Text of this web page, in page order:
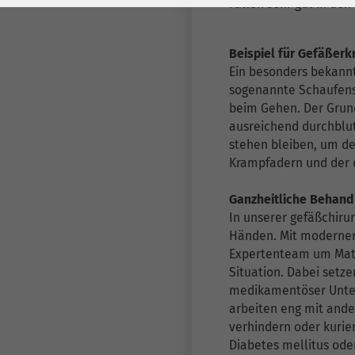
Speichern der Cookie
Dieses Cookie ist ein
Standard-Session-
Cookie von TYPO3. Es
speichert im Falle
Zweck
Fällen sehr gut in
Beispiel für
Ein besonders
sogenannte
beim Gehen. Der
ausreichend
stehen bleiben, um
Krampfadern und der
Ganzheitliche
In unserer
Händen. Mit
Expertenteam um
Situation. Dabei
medikamentöser
arbeiten eng mit
verhindern oder
Diabetes mellitus